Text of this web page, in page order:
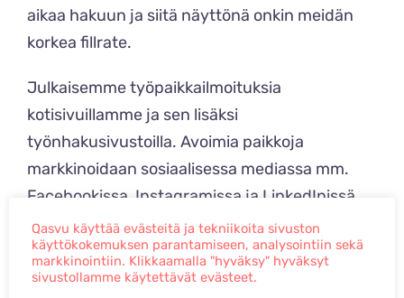
aikaa hakuun ja siitä näyttönä onkin meidän
korkea fillrate.
Julkaisemme työpaikkailmoituksia
kotisivuillamme ja sen lisäksi
työnhakusivustoilla. Avoimia paikkoja
markkinoidaan sosiaalisessa mediassa mm.
Facebookissa, Instagramissa ja LinkedInissä.
Teemme myös suorakontaktointia
tavoittelemalla henkilökohtaisesti
potentiaalisia kandidaatteja.
Qasvu käyttää evästeitä ja tekniikoita sivuston
käyttökokemuksen parantamiseen, analysointiin sekä
markkinointiin. Klikkaamalla "hyväksy" hyväksyt
sivustollamme käytettävät evästeet.